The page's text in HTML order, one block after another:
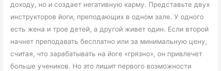
доходу, но и создает негативную карму. Представьте двух
инструкторов йоги, преподающих в одном зале. У одного
есть жена и трое детей, а другой живет один. Если второй
начнет преподавать бесплатно или за минимальную цену,
считая, что зарабатывать на йоге «грязно», он привлечет
больше учеников. Но это лишит первого возможности